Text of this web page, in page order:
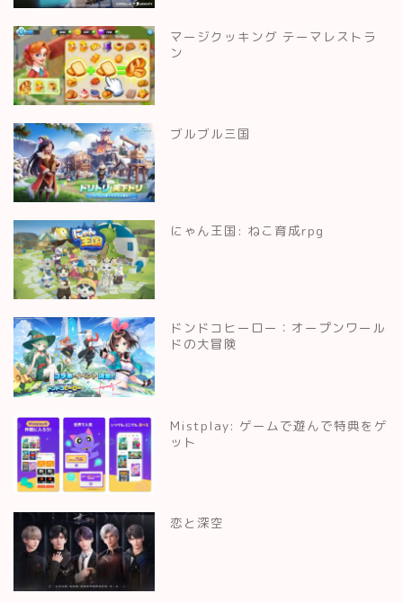
マージクッキング テーマレストラ
ン
ブルブル三国
にゃん王国: ねこ育成rpg
ドンドコヒーロー：オープンワール
ドの大冒険
Mistplay: ゲームで遊んで特典をゲ
ット
恋と深空